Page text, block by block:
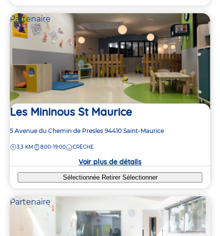
Partenaire
Les Mininous St Maurice
Adresse
la
5 Avenue du Chemin de Presles 94410 Saint-Maurice
DISTANCE
3,3 KM 8:00-19:00 CRÈCHE
Voir plus de détails
Sélectionnée Retirer Sélectionner
Partenaire